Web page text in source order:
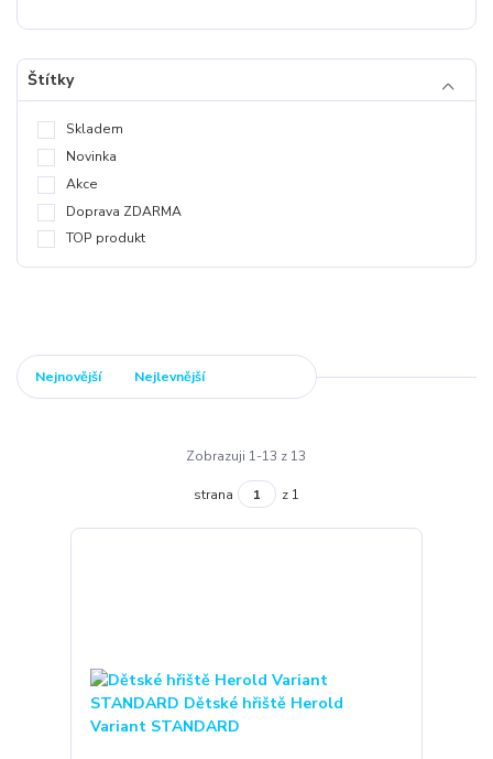
Štítky
Skladem
Novinka
Akce
Doprava ZDARMA
TOP produkt
Nejnovější Nejlevnější
Zobrazuji 1-13 z 13
strana z 1